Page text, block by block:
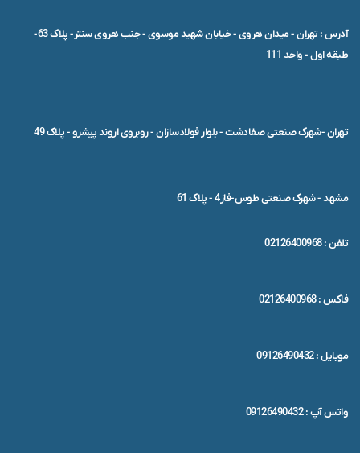
آدرس : تهران - میدان هروی - خیابان شهید موسوی - جنب هروی سنتر- پلاک 63-
طبقه اول - واحد 111
تهران -شهرک صنعتی صفادشت - بلوار فولادسازان - روبروی اروند پیشرو - پلاک 49
مشهد - شهرک صنعتی طوس-فاز4 - پلاک 61
تلفن : 02126400968
فاکس : 02126400968
موبایل : 09126490432
واتس آپ : 09126490432